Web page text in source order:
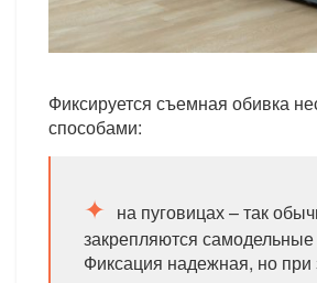
Фиксируется съемная обивка
способами:
на пуговицах – так
закрепляются
Фиксация надежная, но при